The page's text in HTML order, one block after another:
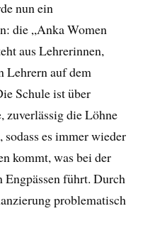
nun ein
die „Anka Women
aus Lehrerinnen,
Lehrern auf dem
Schule ist über
zuverlässig die Löhne
es immer wieder
kommt, was bei der
Engpässen führt. Durch
problematisch